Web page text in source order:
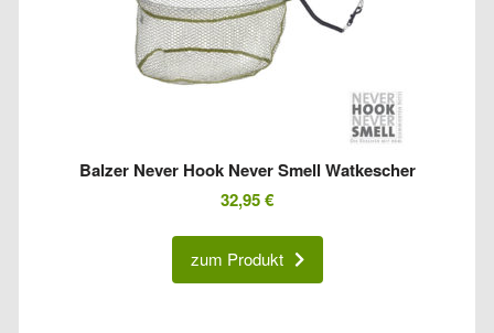
Balzer Never Hook Never Smell Watkescher
32,95€
zum Produkt